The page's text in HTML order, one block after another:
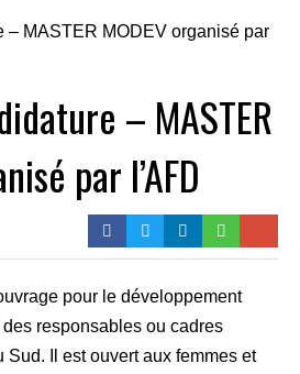
– MASTER
par l’AFD
pour le développement
responsables ou cadres
Sud. Il est ouvert aux femmes et